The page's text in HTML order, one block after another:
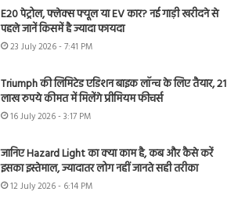
E20 पेट्रोल, फ्लेक्स फ्यूल या EV कार? नई गाड़ी खरीदने से
पहले जानें किसमें है ज्यादा फायदा
23 July 2026 - 7:41 PM
Triumph की लिमिटेड एडिशन बाइक लॉन्च के लिए तैयार, 21
लाख रुपये कीमत में मिलेंगे प्रीमियम फीचर्स
16 July 2026 - 3:17 PM
जानिए Hazard Light का क्या काम है, कब और कैसे करें
इसका इस्तेमाल, ज्यादातर लोग नहीं जानते सही तरीका
12 July 2026 - 6:14 PM